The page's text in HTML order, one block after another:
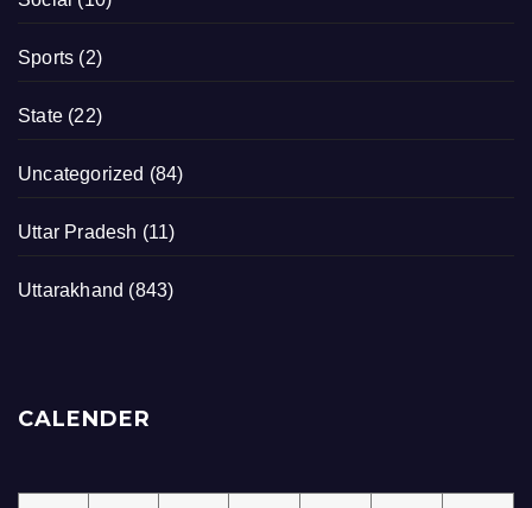
Sports (2)
State (22)
Uncategorized (84)
Uttar Pradesh (11)
Uttarakhand (843)
CALENDER